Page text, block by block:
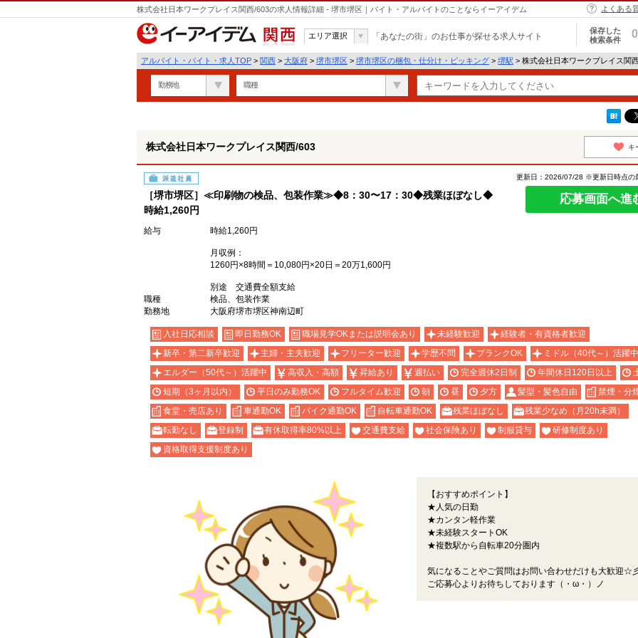
株式会社日本ワークプレイス関西/603の求人情報詳細 - 堺市堺区｜バイト・アルバイトのことならイーアイデム よくある
関西
エリア選択 「あなたの街」のお仕事が探せる求人サイト
保存した
検索条件
0
アルバイト・バイト・求人TOP > 関西 > 大阪府 > 堺市堺区 > 堺市堺区の梱包・仕分け・ピッキング > 堺駅 > 株式会社日本ワークプレイス関
勤務地 職種
株式会社日本ワークプレイス関西/603 キ
派遣社員
［堺市堺区］≪印刷物の検品、包装作業≫◆8：30〜17：30◆残業ほぼなし◆
時給1,260円
更新日：2026/07/28 ※更新日時点の
応募画面へ進
給与 時給1,260円
月収例：
1260円×8時間＝10,080円×20日＝20万1,600円
別途 交通費全額支給
職種
検品、包装作業
勤務地
大阪府堺市堺区神南辺町
入社日応相談 即日勤務OK 職場見学OKまたは説明会あり 未経験歓迎
経験者・有資格者歓迎
新卒・第二新卒歓迎
主婦・主夫歓迎 フリーター歓迎 学歴不問 ブランクOK
ミドル（40代～）活躍中
エルダー（50代～）活躍中
高収入・高額 昇給あり 週払い 完全週休2日制 年間休日120日以上
短期（3ヶ月以内）
平日のみ勤務OK フルタイム歓迎 朝 昼 夕方 髪型・髪色自由
禁煙・分
食堂・売店あり
車通勤OK バイク通勤OK 自転車通勤OK 残業ほぼなし
残業少なめ（月20h未満）
転勤なし
登録制 有休取得率80%以上 交通費支給 社会保険あり 制服貸与
研修制度あり
資格取得支援制度あり
【おすすめポイント】
★人気の日勤
★カンタン軽作業
★未経験スタートOK
★複数駅から自転車20分圏内
気になることやご質問はお問い合わせだけも大歓迎☆
ご応募心よりお待ちしております（・ω・）ノ